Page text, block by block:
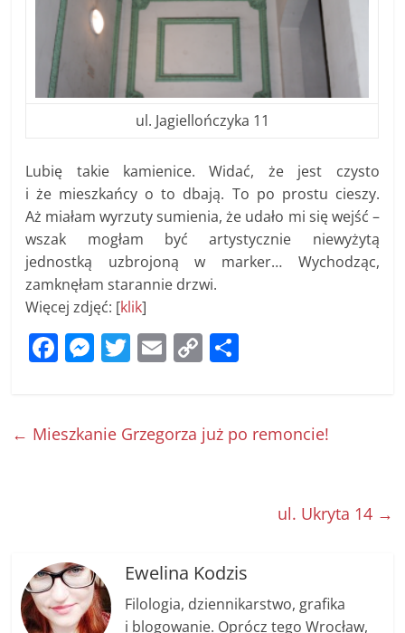
ul. Jagiellończyka 11
Lubię takie kamienice. Widać, że jest czysto
i że mieszkańcy o to dbają. To po prostu cieszy.
Aż miałam wyrzuty sumienia, że udało mi się wejść –
wszak mogłam być artystycznie niewyżytą
jednostką uzbrojoną w marker… Wychodząc,
zamknęłam starannie drzwi.
Więcej zdjęć: [klik]
F
e
M
e
T
er
E
l
C
y e
← Mieszkanie Grzegorza już po remoncie!
ul. Ukryta 14 →
Ewelina Kodzis
Filologia, dziennikarstwo, grafika
i blogowanie. Oprócz tego Wrocław,